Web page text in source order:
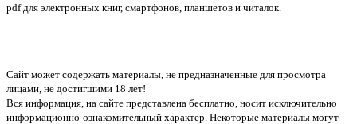
pdf для электронных книг, смартфонов, планшетов и читалок.
Сайт может содержать материалы, не предназначенные для просмотра
лицами, не достигшими 18 лет!
Вся информация, на сайте представлена бесплатно, носит исключительно
информационно-ознакомительный характер. Некоторые материалы могут